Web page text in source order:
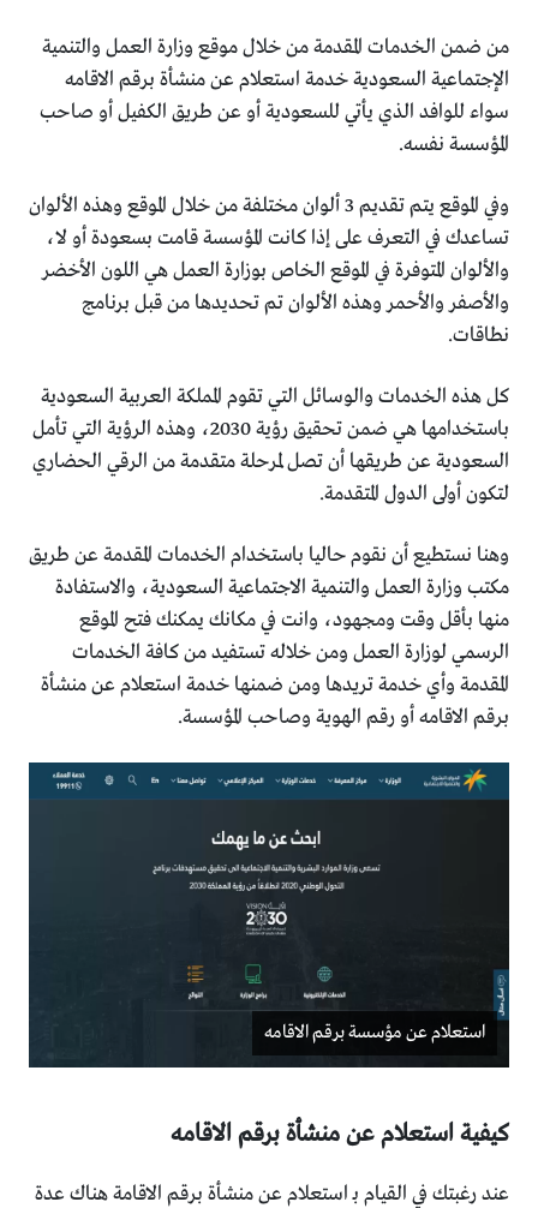
من ضمن الخدمات المقدمة من خلال موقع وزارة العمل والتنمية
الإجتماعية السعودية خدمة استعلام عن منشأة برقم الاقامه
سواء للوافد الذي يأتي للسعودية أو عن طريق الكفيل أو صاحب
المؤسسة نفسه.
وفي الموقع يتم تقديم 3 ألوان مختلفة من خلال الموقع وهذه الألوان
تساعدك في التعرف على إذا كانت المؤسسة قامت بسعودة أو لا،
والألوان المتوفرة في الموقع الخاص بوزارة العمل هي اللون الأخضر
والأصفر والأحمر وهذه الألوان تم تحديدها من قبل برنامج
نطاقات.
كل هذه الخدمات والوسائل التي تقوم المملكة العربية السعودية
باستخدامها هي ضمن تحقيق رؤية 2030، وهذه الرؤية التي تأمل
السعودية عن طريقها أن تصل لمرحلة متقدمة من الرقي الحضاري
لتكون أولى الدول المتقدمة.
وهنا نستطيع أن نقوم حاليا باستخدام الخدمات المقدمة عن طريق
مكتب وزارة العمل والتنمية الاجتماعية السعودية، والاستفادة
منها بأقل وقت ومجهود، وانت في مكانك يمكنك فتح الموقع
الرسمي لوزارة العمل ومن خلاله تستفيد من كافة الخدمات
المقدمة وأي خدمة تريدها ومن ضمنها خدمة استعلام عن منشأة
برقم الاقامه أو رقم الهوية وصاحب المؤسسة.
استعلام عن مؤسسة برقم الاقامه
كيفية استعلام عن منشأة برقم الاقامه
عند رغبتك في القيام بـ استعلام عن منشأة برقم الاقامة هناك عدة